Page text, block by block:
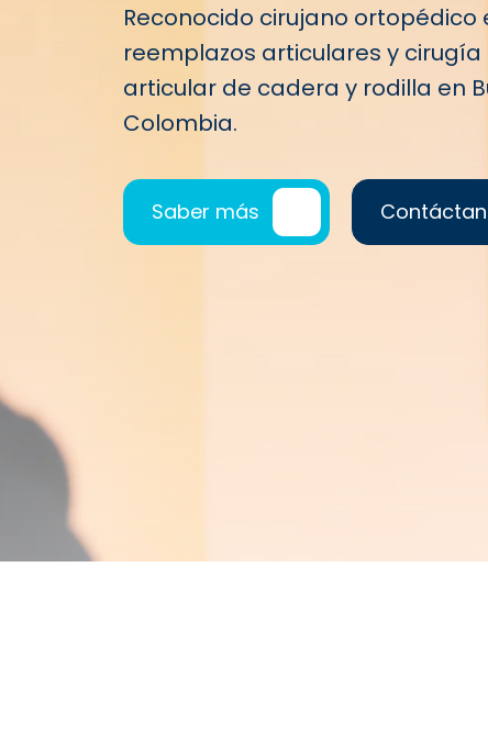
Reconocido cirujano ortopédico
reemplazos articulares y
articular de cadera y rodilla en
Colombia.
Saber más